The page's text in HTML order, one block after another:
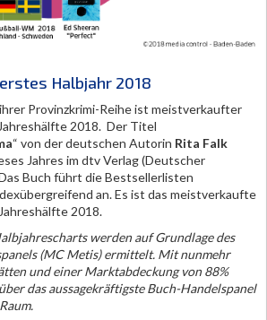
Halbjahr 2018
Provinzkrimi-Reihe ist meistverkaufter
2018. Der Titel
“ von der deutschen Autorin Rita Falk
Jahres im dtv Verlag (Deutscher
Buch führt die Bestsellerlisten
an. Es ist das meistverkaufte
2018.
werden auf Grundlage des
(MC Metis) ermittelt. Mit nunmehr
und einer Marktabdeckung von 88%
das aussagekräftigste Buch-Handelspanel